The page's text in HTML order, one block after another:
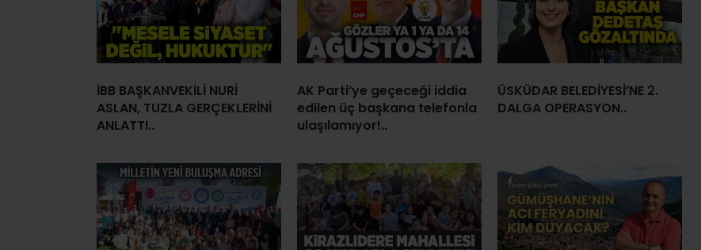
İBB BAŞKANVEKİLİ NURİ
ASLAN, TUZLA GERÇEKLERİNİ
ANLATTI..
AK Parti’ye geçeceği iddia
edilen üç başkana telefonla
ulaşılamıyor!..
ÜSKÜDAR BELEDİYESİ’NE 2.
DALGA OPERASYON..